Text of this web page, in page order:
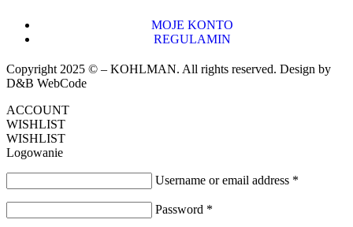
MOJE KONTO
REGULAMIN
Copyright 2025 © – KOHLMAN. All rights reserved. Design by
D&B WebCode
ACCOUNT
WISHLIST
WISHLIST
Logowanie
Username or email address *
Password *